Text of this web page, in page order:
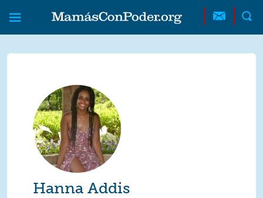
Skip to main content
Skip to main content
MamásConPoder
Hanna Addis